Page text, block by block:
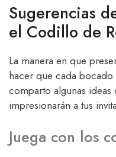
Sugerencias
el Codillo de
La manera en que
hacer que cada
comparto algunas ideas
impresionarán a tus
Juega con los